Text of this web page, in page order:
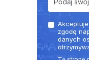
Akceptuje
zgodę
danych